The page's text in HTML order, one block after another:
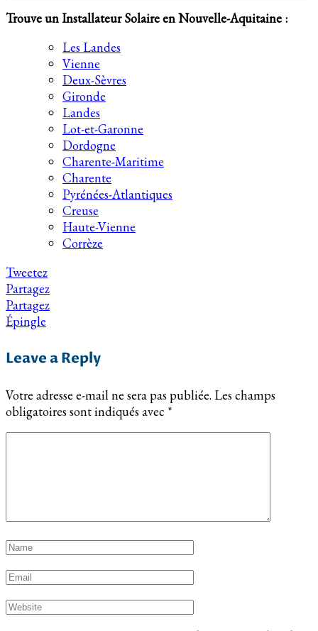
Trouve un Installateur Solaire en Nouvelle-Aquitaine :
Les Landes
Vienne
Deux-Sèvres
Gironde
Landes
Lot-et-Garonne
Dordogne
Charente-Maritime
Charente
Pyrénées-Atlantiques
Creuse
Haute-Vienne
Corrèze
Tweetez
Partagez
Partagez
Épingle
Leave a Reply
Votre adresse e-mail ne sera pas publiée. Les champs
obligatoires sont indiqués avec *